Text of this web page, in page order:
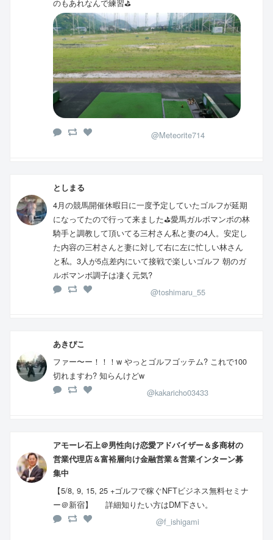
のもあれなんで練習⛳
@Meteorite714
としまる
4月の競馬開催休暇日に一度予定していたゴルフが延期
になってたので行って来ました⛳️愛馬ガルボマンボの林
騎手と調教して頂いてる三村さん私と妻の4人。安定し
た内容の三村さんと妻に対して右に左に忙しい林さん
と私。3人が5点差内にいて接戦で楽しいゴルフ 朝のガ
ルボマンボ調子は凄く元気?
@toshimaru_55
あきぴこ
ファー〜ー！！！w やっとゴルフゴッテム? これで100
切れますわ? 知らんけどw
@kakaricho03433
アモーレ石上＠男性向け恋愛アドバイザー＆多商材の
営業代理店＆富裕層向け金融営業＆営業インターン募
集中
【5/8, 9, 15, 25 +ゴルフで稼ぐNFTビジネス無料セミナ
ー＠新宿】 詳細知りたい方はDM下さい。
@f_ishigami